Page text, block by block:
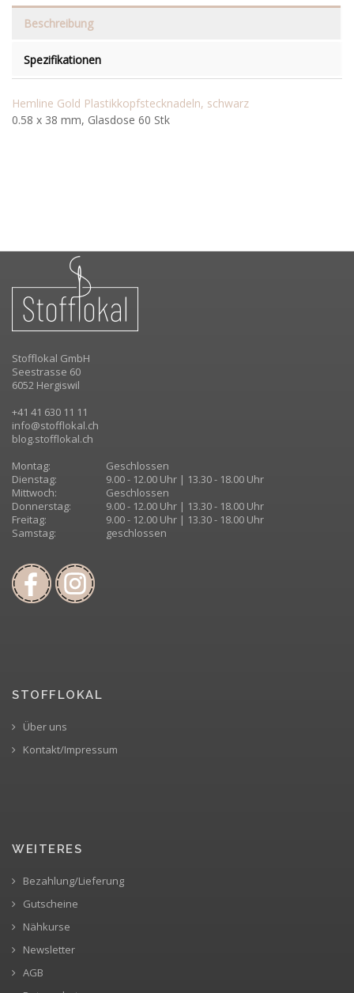
Beschreibung
Spezifikationen
Hemline Gold Plastikkopfstecknadeln, schwarz
0.58 x 38 mm, Glasdose 60 Stk
Stofflokal GmbH
Seestrasse 60
6052 Hergiswil
+41 41 630 11 11
info@stofflokal.ch
blog.stofflokal.ch
Montag:
Geschlossen
Dienstag:
9.00 - 12.00 Uhr | 13.30 - 18.00 Uhr
Mittwoch:
Geschlossen
Donnerstag:
9.00 - 12.00 Uhr | 13.30 - 18.00 Uhr
Freitag:
9.00 - 12.00 Uhr | 13.30 - 18.00 Uhr
Samstag:
geschlossen
STOFFLOKAL
Über uns
Kontakt/Impressum
WEITERES
Bezahlung/Lieferung
Gutscheine
Nähkurse
Newsletter
AGB